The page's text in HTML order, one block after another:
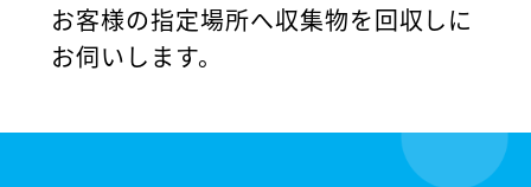
お客様の指定場所へ収集物を回収しに
お伺いします。